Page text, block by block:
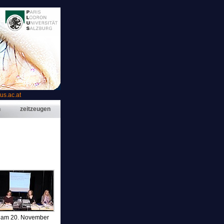
zeitzeugen
20. November